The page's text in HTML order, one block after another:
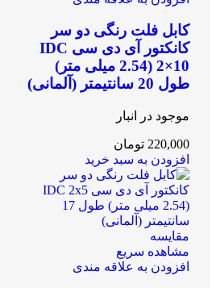
کابل فلت رنگی دو سر
کانکتور آی دی سی IDC
2×10 (2.54 میلی متر)
طول 20 سانتیمتر (آلمانی)
موجود در انبار
220,000 تومان
افزودن به سبد خرید
مقایسه
مشاهده سریع
افزودن به علاقه مندی